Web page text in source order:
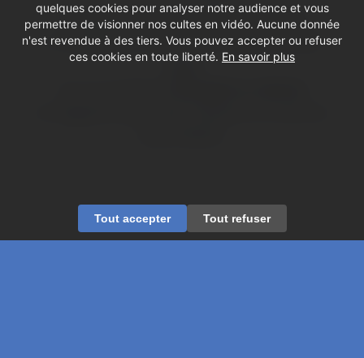
Un groupe de paroissiens se penche
un samedi par mois dans la salle du 2ème
étage
quelques cookies pour analyser notre audience et vous
permettre de visionner nos cultes en vidéo. Aucune donnée
n'est revendue à des tiers. Vous pouvez accepter ou refuser
ces cookies en toute liberté. En savoir plus
Tout accepter Tout refuser